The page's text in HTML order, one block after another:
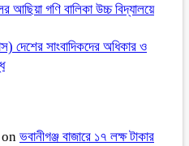
আছিয়া গণি বালিকা উচ্চ বিদ্যালয়ে
দেশের সাংবাদিকদের অধিকার ও
on ভবানীগঞ্জ বাজারে ১৭ লক্ষ টাকার